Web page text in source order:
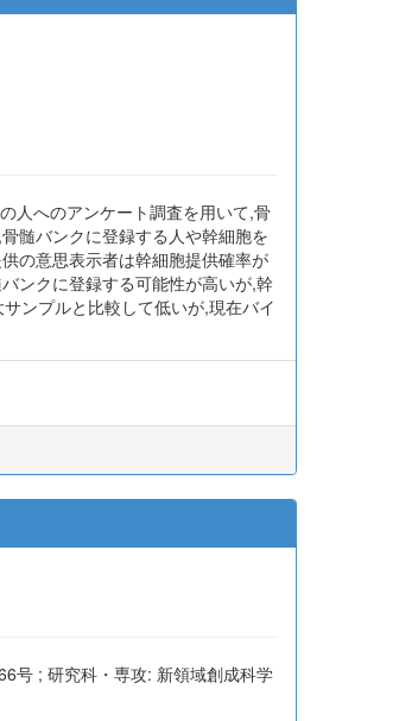
人へのアンケート調査を用いて,骨
髄バンクに登録する人や幹細胞を
の意思表示者は幹細胞提供確率が
ンクに登録する可能性が高いが,幹
ンプルと比較して低いが,現在バイ
号 ; 研究科・専攻: 新領域創成科学